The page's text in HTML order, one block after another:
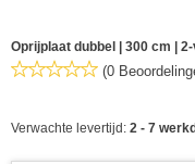
Oprijplaat dubbel | 300 cm |
(0
Verwachte levertijd: 2 - 7